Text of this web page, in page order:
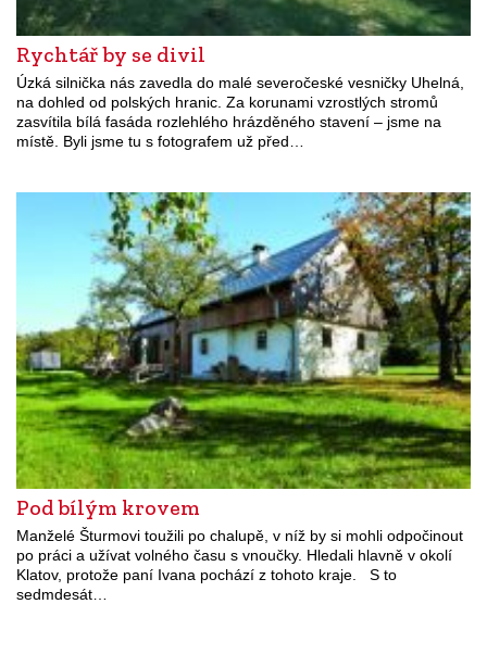
Rychtář by se divil
Úzká silnička nás zavedla do malé severočeské vesničky Uhelná,
na dohled od polských hranic. Za korunami vzrostlých stromů
zasvítila bílá fasáda rozlehlého hrázděného stavení – jsme na
místě. Byli jsme tu s fotografem už před…
Pod bílým krovem
Manželé Šturmovi toužili po chalupě, v níž by si mohli odpočinout
po práci a užívat volného času s vnoučky. Hledali hlavně v okolí
Klatov, protože paní Ivana pochází z tohoto kraje. S to
sedmdesát…